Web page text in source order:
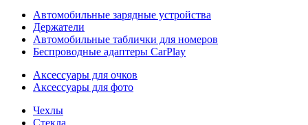
Автомобильные зарядные устройства
Держатели
Автомобильные таблички для номеров
Беспроводные адаптеры CarPlay
Аксессуары для очков
Аксессуары для фото
Чехлы
Стекла